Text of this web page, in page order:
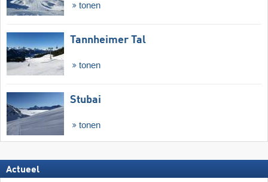
tonen
Tannheimer Tal
tonen
Stubai
tonen
Actueel